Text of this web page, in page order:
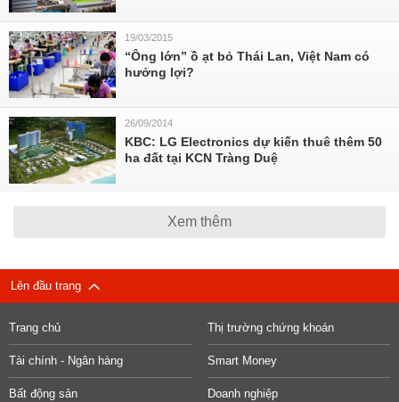
19/03/2015
“Ông lớn” ồ ạt bỏ Thái Lan, Việt Nam có
hưởng lợi?
26/09/2014
KBC: LG Electronics dự kiến thuê thêm 50
ha đất tại KCN Tràng Duệ
Xem thêm
Lên đầu trang
Trang chủ Thị trường chứng khoán
Tài chính - Ngân hàng Smart Money
Bất động sản Doanh nghiệp